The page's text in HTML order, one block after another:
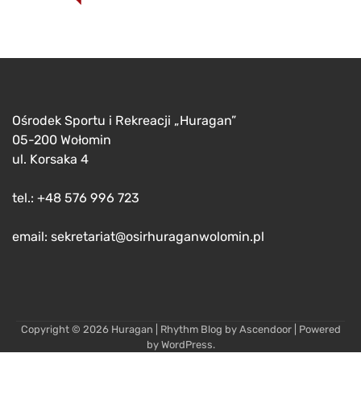
Ośrodek Sportu i Rekreacji „Huragan”
05-200 Wołomin
ul. Korsaka 4
tel.: +48 576 996 723
email: sekretariat@osirhuraganwolomin.pl
Copyright © 2026 Huragan | Rhythm Blog by Ascendoor| Powered
by WordPress.